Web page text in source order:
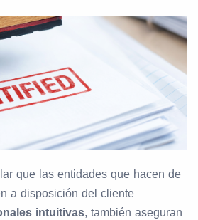
que las entidades que hacen de
a disposición del cliente
intuitivas, también aseguran